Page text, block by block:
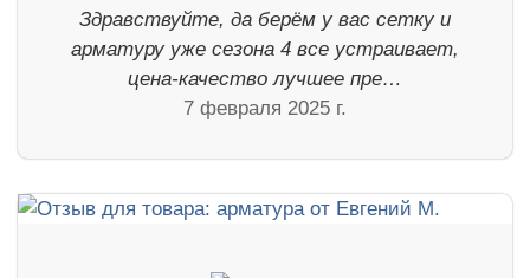
Здравствуйте, да берём у вас сетку и
арматуру уже сезона 4 все устраивает,
цена-качество лучшее пре…
7 февраля 2025 г.